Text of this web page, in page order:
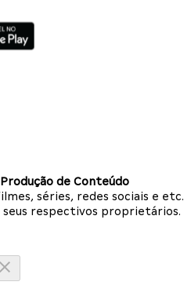
de Conteúdo
séries, redes sociais e etc.
seus respectivos proprietários.